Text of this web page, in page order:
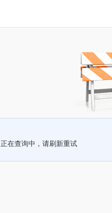
正在查询中，请刷新重试